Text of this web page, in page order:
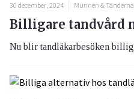
30 december, 2024 Munnen & Tänderna
Billigare tandvård
Nu blir tandläkarbesöken